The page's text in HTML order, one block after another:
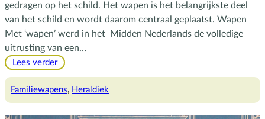
gedragen op het schild. Het wapen is het belangrijkste deel
van het schild en wordt daarom centraal geplaatst. Wapen
Met ‘wapen’ werd in het Midden Nederlands de volledige
uitrusting van een…
Lees verder:
gebruik
Familiewapens, Heraldiek